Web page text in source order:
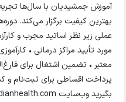
آموزش جمشیدیان با سال‌ها
بهترین کیفیت برگزار می‌کند.
عملی زیر نظر اساتید مجرب و
مورد تأیید مراکز درمانی •
معتبر • تضمین اشتغال برای
پرداخت اقساطی برای ثبت‌نام و